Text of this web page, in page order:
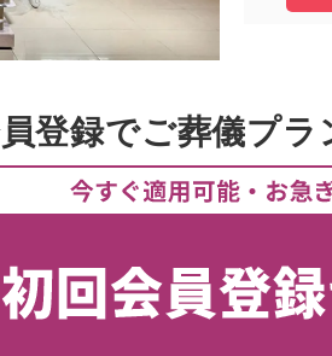
登録でご葬儀プラ